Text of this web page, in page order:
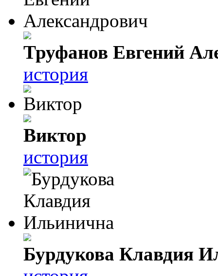
Труфанов Евгений
история
Виктор
история
Бурдукова Клавдия